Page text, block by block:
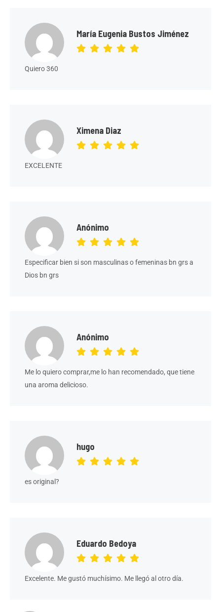
María Eugenia Bustos Jiménez
Quiero 360
Ximena Diaz
EXCELENTE
Anónimo
Especificar bien si son masculinas o femeninas bn grs a
Dios bn grs
Anónimo
Me lo quiero comprar,me lo han recomendado, que tiene
una aroma delicioso.
hugo
es original?
Eduardo Bedoya
Excelente. Me gustó muchísimo. Me llegó al otro día.